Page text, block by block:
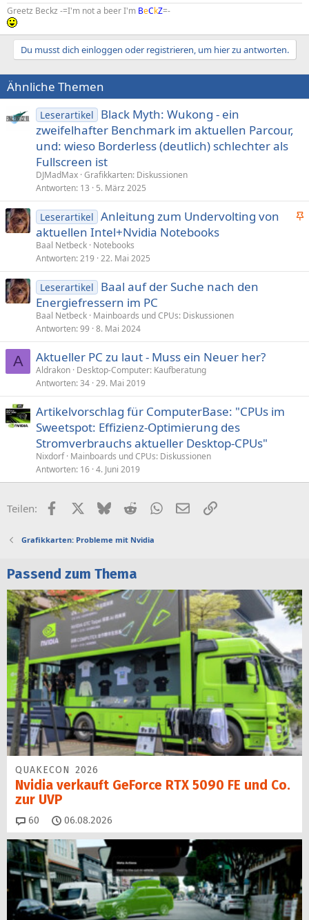
Greetz Beckz -=I'm not a beer I'm BeCkZ=-
Du musst dich einloggen oder registrieren, um hier zu antworten.
Ähnliche Themen
Leserartikel
Black Myth: Wukong - ein
zweifelhafter Benchmark im aktuellen Parcour,
und: wieso Borderless (deutlich) schlechter als
Fullscreen ist
DJMadMax Grafikkarten: Diskussionen
Antworten 13 5. März 2025
A
p
Leserartikel Anleitung zum Undervolting von
aktuellen Intel+Nvidia Notebooks
Baal Netbeck Notebooks
Antworten 219 22. Mai 2025
Leserartikel
Baal auf der Suche nach den
Energiefressern im PC
Baal Netbeck Mainboards und CPUs: Diskussionen
Antworten 99 8. Mai 2024
A Aktueller PC zu laut - Muss ein Neuer her?
Aldrakon Desktop-Computer: Kaufberatung
Antworten 34 29. Mai 2019
Artikelvorschlag für ComputerBase: "CPUs im
Sweetspot: Effizienz-Optimierung des
Stromverbrauchs aktueller Desktop-CPUs"
Nixdorf Mainboards und CPUs: Diskussionen
Antworten 16 4. Juni 2019
Teilen: FacebookX (Twitter)
BlueskyRedditWhatsApp
E-MailLink
Grafikkarten: Probleme mit Nvidia
Passend zum Thema
QUAKECON 2026
Nvidia verkauft GeForce RTX 5090 FE und Co.
zur UVP
60 Kommentare
06.08.2026